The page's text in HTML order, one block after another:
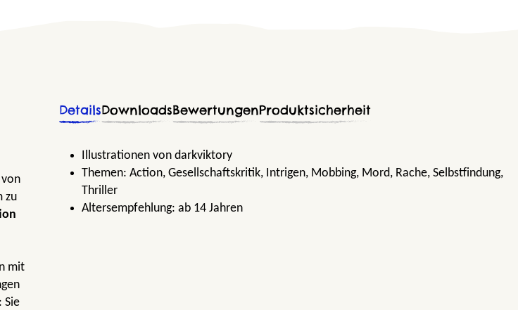
zu
mit
Sie
DetailsDownloadsBewertungenProduktsicherheit
Illustrationen von darkviktory
Themen: Action, Gesellschaftskritik, Intrigen, Mobbing, Mord, Rache, Selbstfindung,
Thriller
Altersempfehlung: ab 14 Jahren